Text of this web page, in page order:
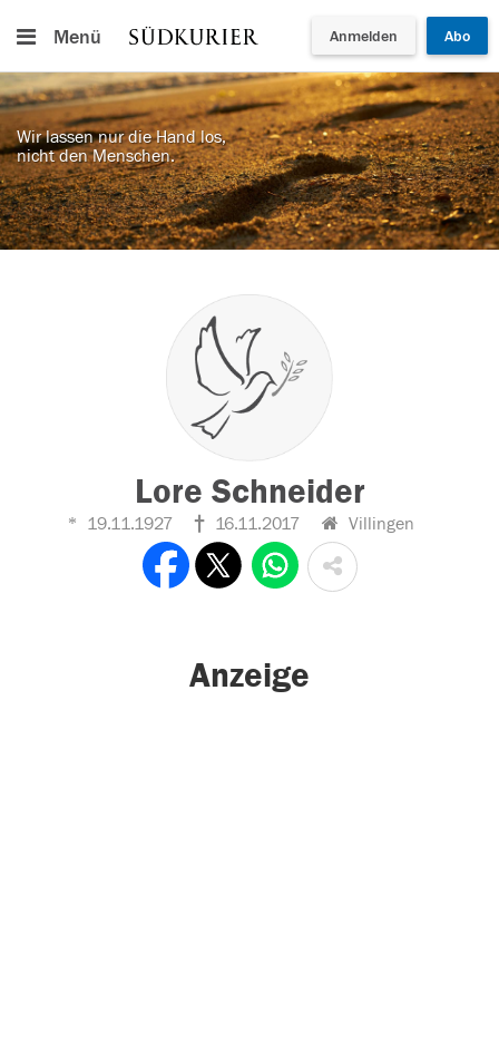
Menü Anmelden Abo
Wir lassen nur die Hand los,
nicht den Menschen.
Lore Schneider
19.11.1927 16.11.2017 Villingen
Anzeige